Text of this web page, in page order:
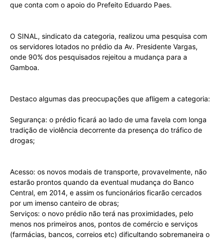
que conta com o apoio do Prefeito Eduardo Paes.
O SINAL, sindicato da categoria, realizou uma pesquisa com
os servidores lotados no prédio da Av. Presidente Vargas,
onde 90% dos pesquisados rejeitou a mudança para a
Gamboa.
Destaco algumas das preocupações que afligem a categoria:
Segurança: o prédio ficará ao lado de uma favela com longa
tradição de violência decorrente da presença do tráfico de
drogas;
Acesso: os novos modais de transporte, provavelmente, não
estarão prontos quando da eventual mudança do Banco
Central, em 2014, e assim os funcionários ficarão cercados
por um imenso canteiro de obras;
Serviços: o novo prédio não terá nas proximidades, pelo
menos nos primeiros anos, pontos de comércio e serviços
(farmácias, bancos, correios etc) dificultando sobremaneira o